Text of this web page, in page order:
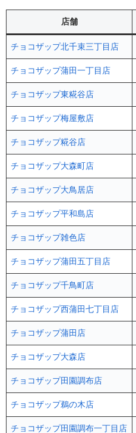
店舗
チョコザップ北千束三丁目店
チョコザップ蒲田一丁目店
チョコザップ東糀谷店
チョコザップ梅屋敷店
チョコザップ糀谷店
チョコザップ大森町店
チョコザップ大鳥居店
チョコザップ平和島店
チョコザップ雑色店
チョコザップ蒲田五丁目店
チョコザップ千鳥町店
チョコザップ西蒲田七丁目店
チョコザップ蒲田店
チョコザップ大森店
チョコザップ田園調布店
チョコザップ鵜の木店
チョコザップ田園調布一丁目店